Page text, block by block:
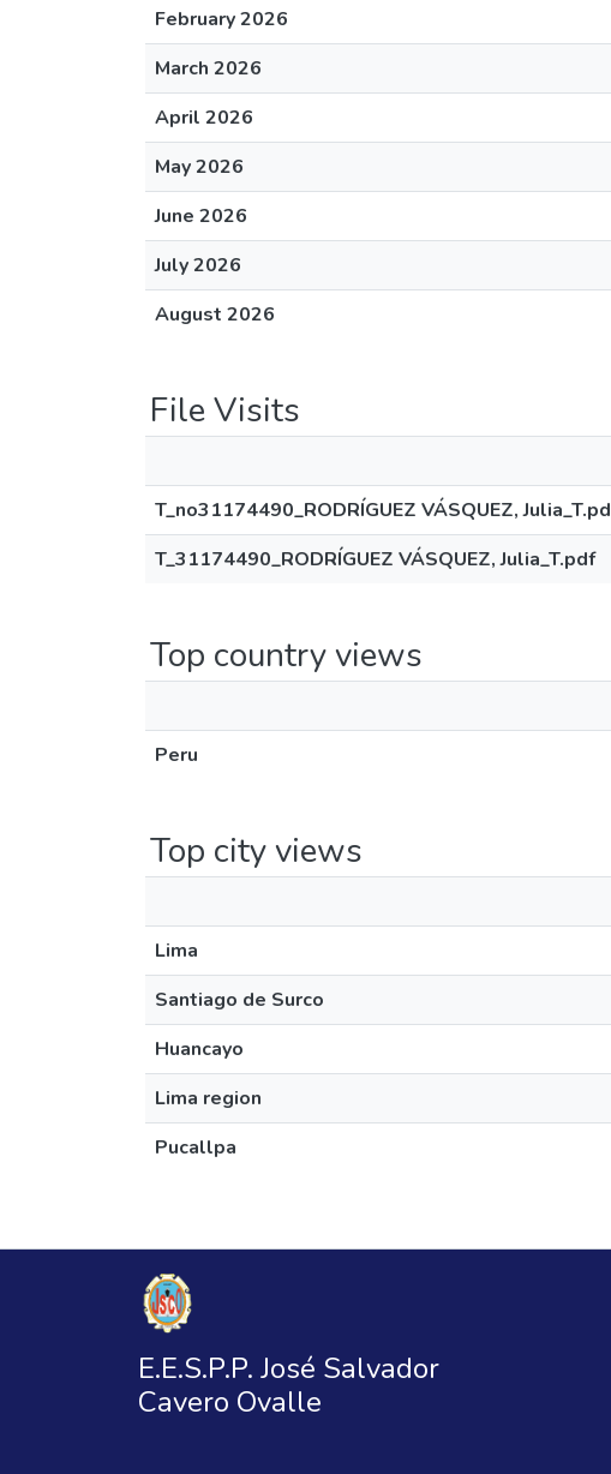
February 2026
March 2026
April 2026
May 2026
June 2026
July 2026
August 2026
File Visits
T_no31174490_RODRÍGUEZ VÁSQUEZ,
T_31174490_RODRÍGUEZ VÁSQUEZ, Julia_T.pdf
Top country views
Peru
Top city views
Lima
Santiago de Surco
Huancayo
Lima region
Pucallpa
E.E.S.P.P. José Salvador
Cavero Ovalle